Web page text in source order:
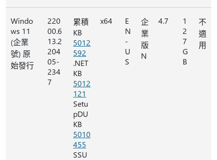
Windo
ws 11
(企業
號) 原
始發行
220
00.6
13.2
204
05-
234
7
累積
KB
5012
592
.NET
KB
5012
121
Setu
pDU
KB
5010
455
SSU
x64
E
N
-
U
S
企
業
版
N
4.7
1
2
7
G
B
不
適
用